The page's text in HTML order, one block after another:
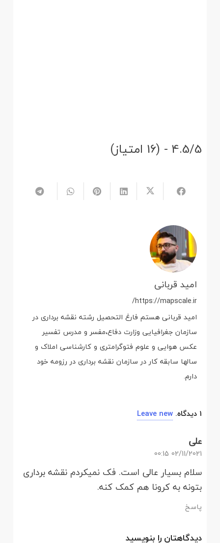
4.5/5 - (16 امتیاز)
امید قربانی
https://mapscale.ir/
امید قربانی هستم فارغ التحصیل رشته نقشه برداری در
سازمان جغرافیایی وزارت دفاع،مفسر و مدرس تفسیر
عکس هوایی و علوم فتوگرامتری و کارشناسی املاک و
سالها سابقه کار در سازمان نقشه برداری در رزومه خود
دارم.
1 دیدگاه.
Leave new
علی
02/11/2021 00:15
سلام بسیار عالی است. فک نمیکردم نقشه برداری
بتونه به کرونا هم کمک کنه.
پاسخ
دیدگاهتان را بنویسید